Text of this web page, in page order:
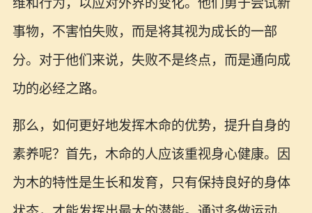
维和行为，以应对外界的变化。他们勇于尝试新
事物，不害怕失败，而是将其视为成长的一部
分。对于他们来说，失败不是终点，而是通向成
功的必经之路。
那么，如何更好地发挥木命的优势，提升自身的
素养呢？首先，木命的人应该重视身心健康。因
为木的特性是生长和发育，只有保持良好的身体